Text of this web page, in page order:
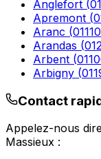
Anglefort (
Apremont (
Aranc (01110
Arandas (
Arbent (
Arbigny (
Contact
Appelez-nous
Massieux :